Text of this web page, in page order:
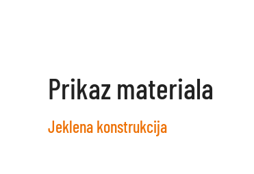
Prikaz materiala
Jeklena konstrukcija